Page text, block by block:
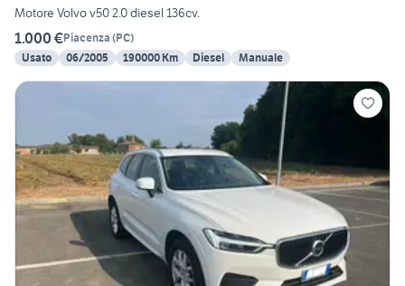
Motore Volvo v50 2.0 diesel 136cv.
1.000 €Piacenza (PC)
Usato
06/2005 190000 Km Diesel Manuale